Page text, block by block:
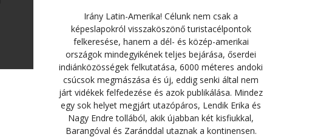
Irány Latin-Amerika! Célunk nem csak a
képeslapokról visszaköszönő turistacélpontok
felkeresése, hanem a dél- és közép-amerikai
országok mindegyikének teljes bejárása, őserdei
indiánközösségek felkutatása, 6000 méteres andoki
csúcsok megmászása és új, eddig senki által nem
járt vidékek felfedezése és azok publikálása. Mindez
egy sok helyet megjárt utazópáros, Lendik Erika és
Nagy Endre tollából, akik újabban két kisfiukkal,
Barangóval és Zaránddal utaznak a kontinensen.